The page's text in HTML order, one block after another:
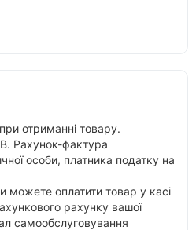
отриманні товару.
Рахунок-фактура
особи, платника податку на
можете оплатити товар у касі
рахунку вашої
самообслуговування